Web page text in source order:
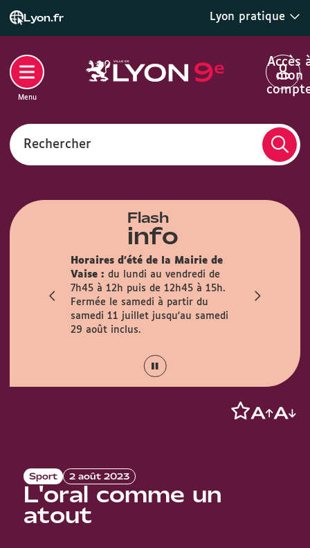
Lyon.fr Lyon pratique
Rechercher
Accès
mon
Menu
Flash
info
Horaires d'été de la Mairie de
Vaise : du lundi au vendredi de
7h45 à 12h puis de 12h45 à 15h.
Fermée le samedi à partir du
samedi 11 juillet jusqu'au samedi
29 août inclus.
Sport 2 août 2023
L'oral comme un
atout